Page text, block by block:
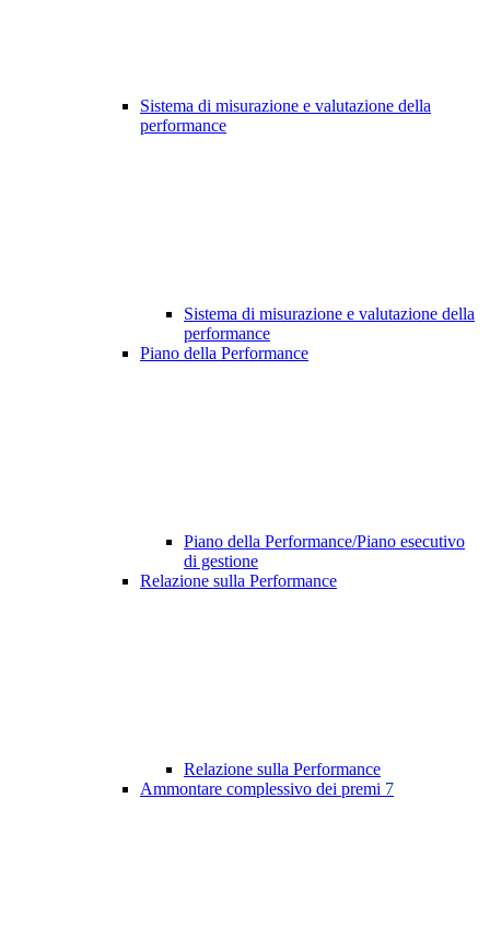
Sistema di misurazione e valutazione della
performance
Sistema di misurazione e valutazione della
performance
Piano della Performance
Piano della Performance/Piano esecutivo
di gestione
Relazione sulla Performance
Relazione sulla Performance
Ammontare complessivo dei premi 7